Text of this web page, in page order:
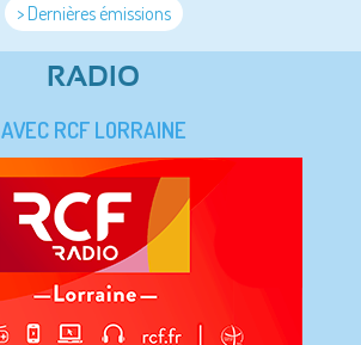
> Dernières émissions
RADIO
AVEC RCF LORRAINE